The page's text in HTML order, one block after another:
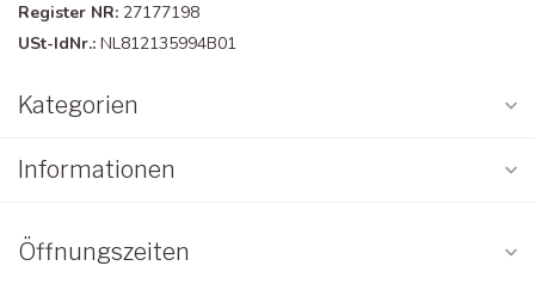
Register NR: 27177198
USt-IdNr.: NL812135994B01
Kategorien
Informationen
Öffnungszeiten